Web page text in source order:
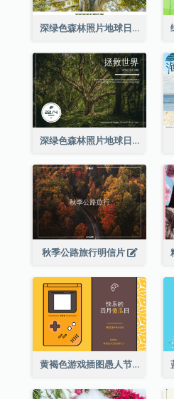
深绿色森林照片地球日明信片
深绿色森林照片地球日明信片
秋季公路旅行明信片
黄褐色游戏插图愚人节明信片